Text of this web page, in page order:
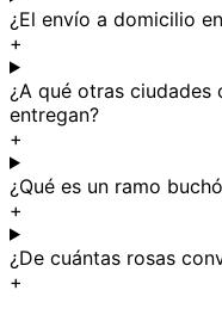
¿El envío a domicilio
+
¿A qué otras ciudades
entregan?
+
¿Qué es un ramo
+
¿De cuántas rosas
+